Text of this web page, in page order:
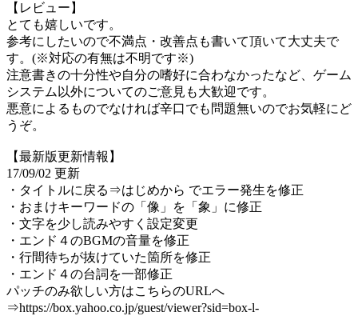
【レビュー】
とても嬉しいです。
参考にしたいので不満点・改善点も書いて頂いて大丈夫で
す。(※対応の有無は不明です※)
注意書きの十分性や自分の嗜好に合わなかったなど、ゲーム
システム以外についてのご意見も大歓迎です。
悪意によるものでなければ辛口でも問題無いのでお気軽にど
うぞ。
【最新版更新情報】
17/09/02 更新
・タイトルに戻る⇒はじめから でエラー発生を修正
・おまけキーワードの「像」を「象」に修正
・文字を少し読みやすく設定変更
・エンド４のBGMの音量を修正
・行間待ちが抜けていた箇所を修正
・エンド４の台詞を一部修正
パッチのみ欲しい方はこちらのURLへ
⇒https://box.yahoo.co.jp/guest/viewer?sid=box-l-